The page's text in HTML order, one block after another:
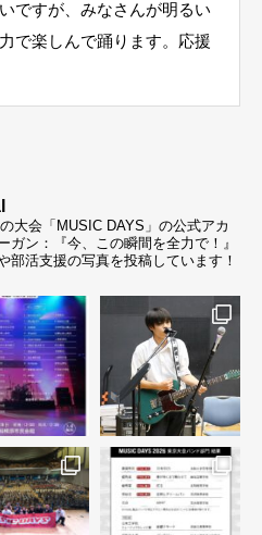
ですが、みなさんが明るい
で楽しんで踊ります。応援
大会「MUSIC DAYS」の公式アカ
ガン：『今、この瞬間を全力で！』
部活支援の写真を投稿しています！